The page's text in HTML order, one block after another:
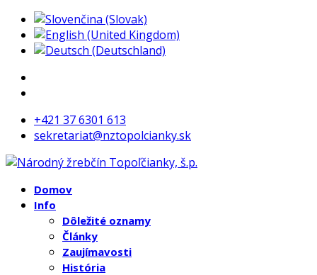
+421 37 6301 613
sekretariat@nztopolcianky.sk
Domov
Info
Dôležité oznamy
Články
Zaujímavosti
História